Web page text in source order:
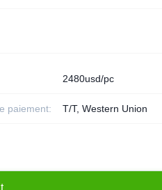
2480usd/pc
paiement: T/T, Western Union
t